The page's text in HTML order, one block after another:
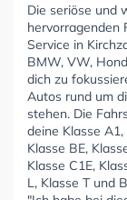
Die seriöse und
hervorragenden
Service in
BMW, VW,
dich zu
Autos rund um
stehen. Die
deine Klasse
Klasse BE,
Klasse C1E,
L, Klasse T und